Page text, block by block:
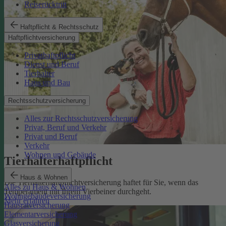
Reiserücktritt
Haftpflicht & Rechtsschutz
Haftpflichtversicherung
Privathaftpflicht
Dienst und Beruf
Tierhalter
Haus und Bau
Rechtsschutzversicherung
Alles zur Rechtsschutzversicherung
Privat, Beruf und Verkehr
Privat und Beruf
Verkehr
Wohnen und Gebäude
Haus & Wohnen
Alles zu Haus & Wohnen
Wohngebäudeversicherung
Hausratversicherung
Elementarversicherung
Glasversicherung
Tierhalterhaftpflicht
Die Tierhalterhaftpflichtversicherung haftet für Sie, wenn das
Temperament mit Ihrem Vierbeiner durchgeht.
Mehr erfahren